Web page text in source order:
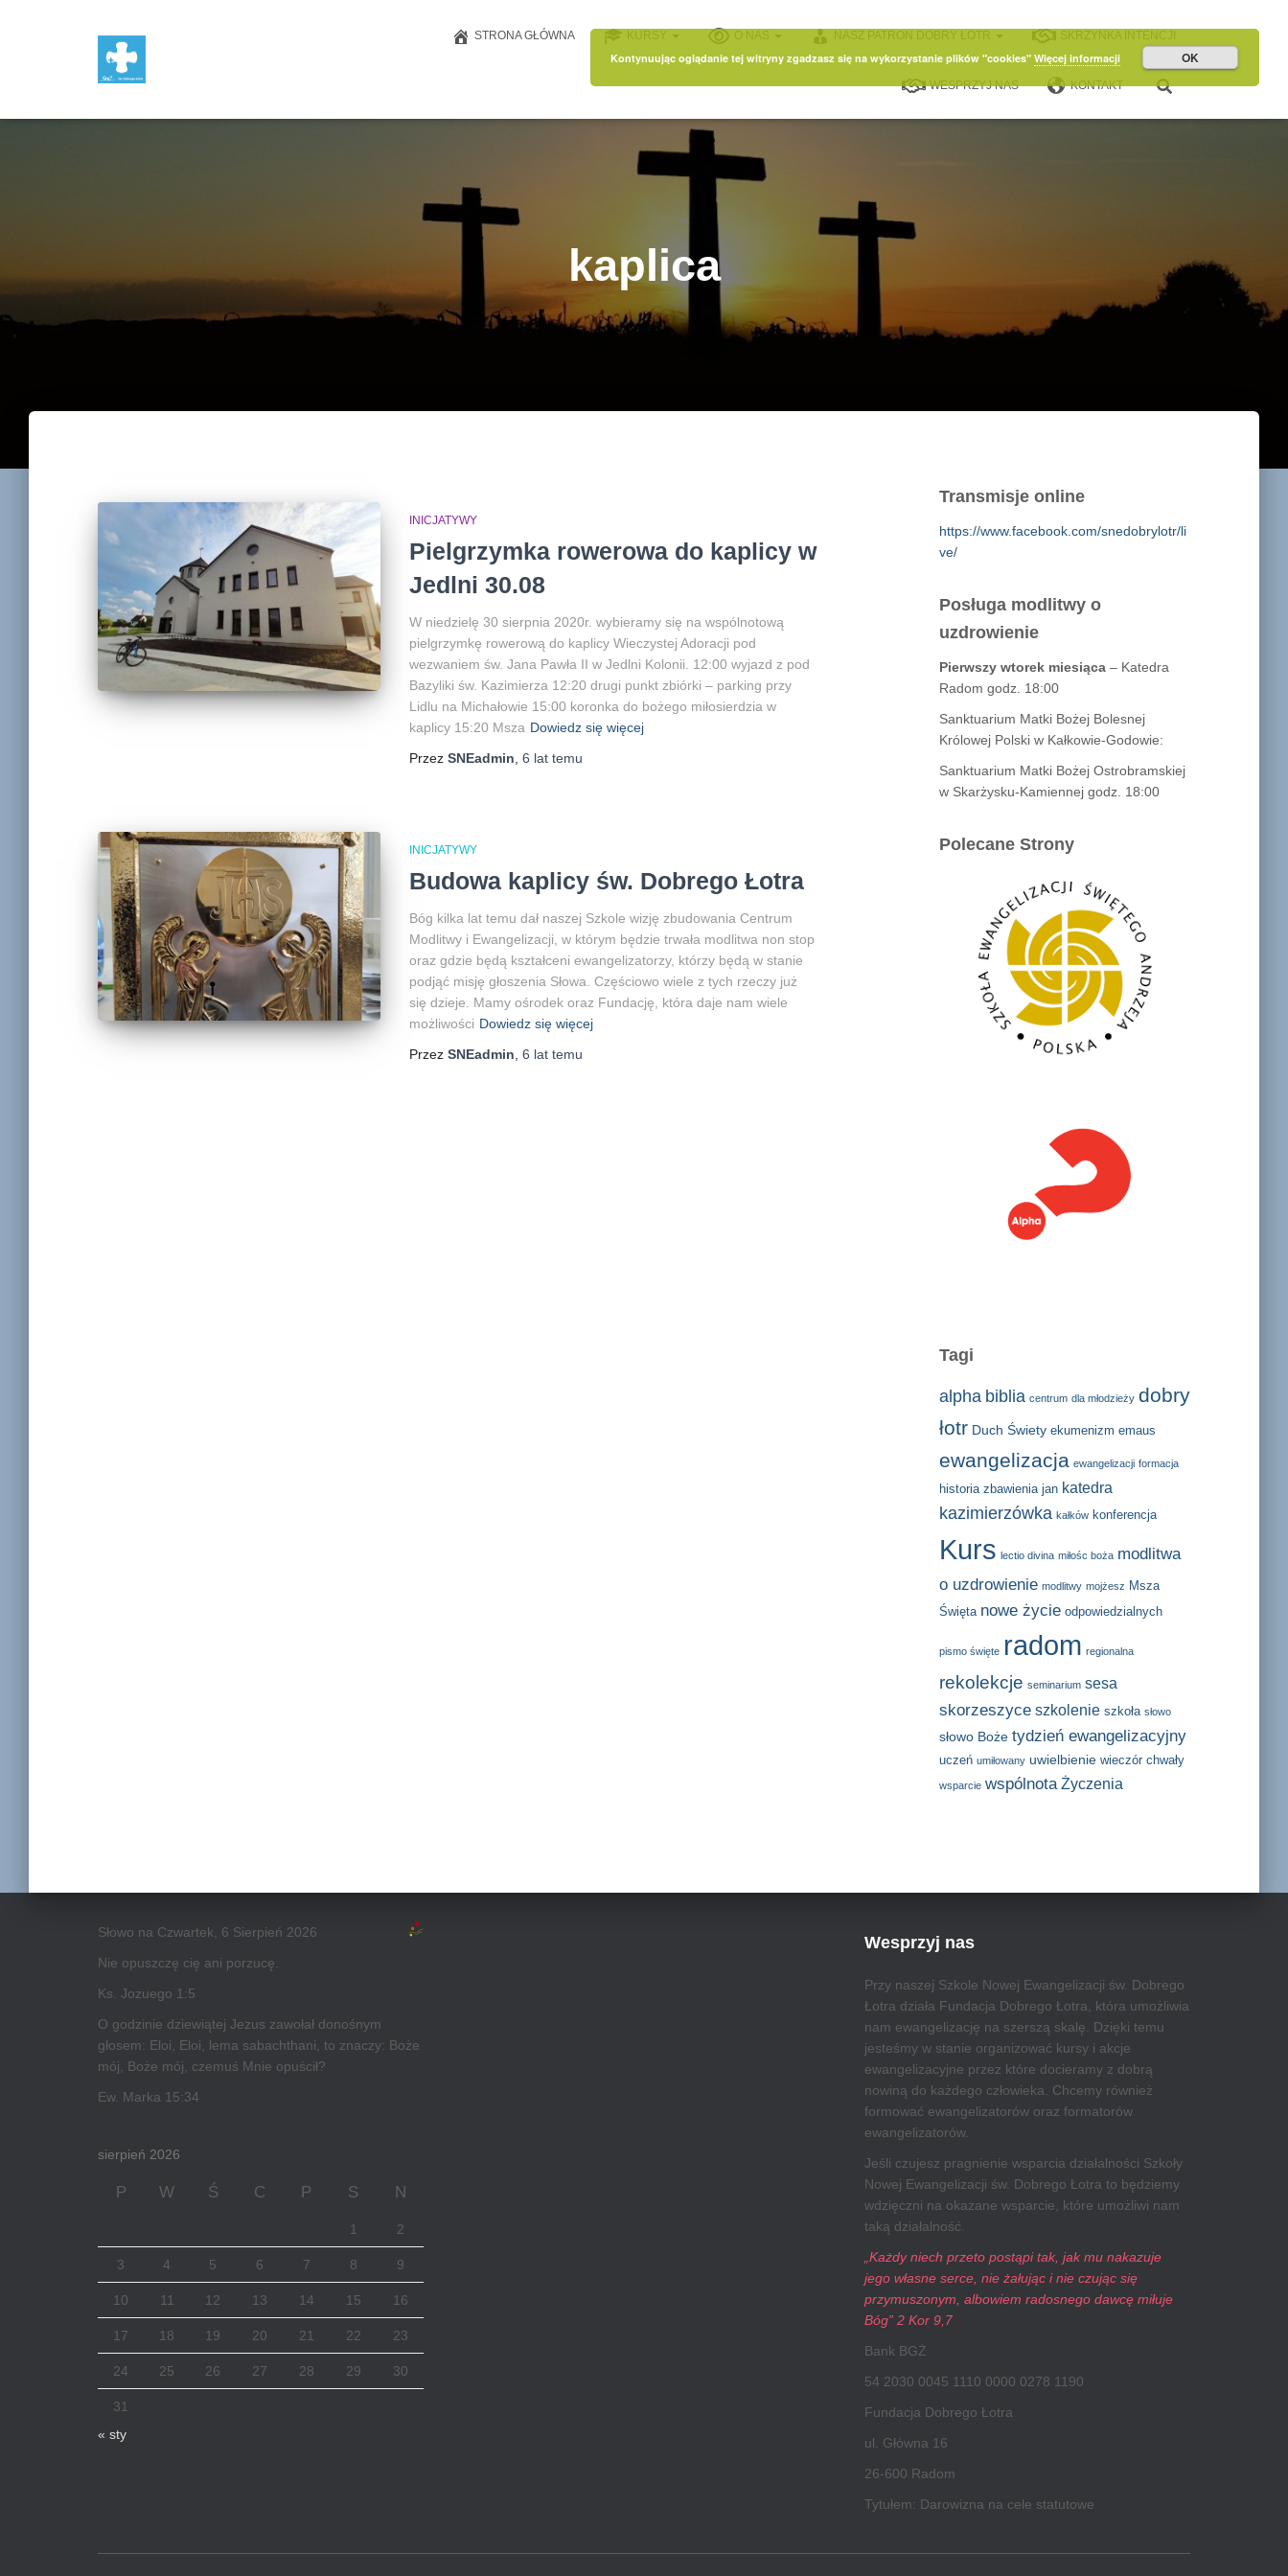
STRONA GŁÓWNA KURSY O NAS NASZ PATRON DOBRY ŁOTR SKRZYNKA INTENCJI
WESPRZYJ NAS KONTAKT
kaplica
INICJATYWY
Pielgrzymka rowerowa do kaplicy w
Jedlni 30.08
W niedzielę 30 sierpnia 2020r. wybieramy się na wspólnotową
pielgrzymkę rowerową do kaplicy Wieczystej Adoracji pod
wezwaniem św. Jana Pawła II w Jedlni Kolonii. 12:00 wyjazd z pod
Bazyliki św. Kazimierza 12:20 drugi punkt zbiórki – parking przy
Lidlu na Michałowie 15:00 koronka do bożego miłosierdzia w
kaplicy 15:20 Msza Dowiedz się więcej
Przez SNEadmin 6 lat temu
INICJATYWY
Budowa kaplicy św. Dobrego Łotra
Bóg kilka lat temu dał naszej Szkole wizję zbudowania Centrum
Modlitwy i Ewangelizacji, w którym będzie trwała modlitwa non stop
oraz gdzie będą kształceni ewangelizatorzy, którzy będą w stanie
podjąć misję głoszenia Słowa. Częściowo wiele z tych rzeczy już
się dzieje. Mamy ośrodek oraz Fundację, która daje nam wiele
możliwości Dowiedz się więcej
Przez SNEadmin 6 lat temu
Transmisje online
https://www.facebook.com/snedobrylotr/li
ve/
Posługa modlitwy o
uzdrowienie
Pierwszy wtorek miesiąca– Katedra
Radom godz. 18:00
Sanktuarium Matki Bożej Bolesnej
Królowej Polski w Kałkowie-Godowie:
Sanktuarium Matki Bożej Ostrobramskiej
w Skarżysku-Kamiennej godz. 18:00
Polecane Strony
Tagi
alpha biblia centrum dla młodzieży dobry
łotr Duch Świety ekumenizm emaus
ewangelizacja ewangelizacji formacja
historia zbawienia jan katedra
kazimierzówka kałków konferencja
Kurs lectio divina miłośc boża modlitwa
o uzdrowienie modlitwy mojżesz Msza
Święta nowe życie odpowiedzialnych
pismo święte radom regionalna
rekolekcje seminarium sesa
skorzeszyce szkolenie szkoła słowo
słowo Boże tydzień ewangelizacyjny
uczeń umiłowany uwielbienie wieczór chwały
wsparcie wspólnota Życzenia
Słowo na Czwartek, 6 Sierpień 2026
Nie opuszczę cię ani porzucę.
Ks. Jozuego 1:5
O godzinie dziewiątej Jezus zawołał donośnym
głosem: Eloi, Eloi, lema sabachthani, to znaczy: Boże
mój, Boże mój, czemuś Mnie opuścił?
Ew. Marka 15:34
sierpień 2026
P W Ś C P S N
1 2
3 4 5 6 7 8 9
10 11 12 13 14 15 16
17 18 19 20 21 22 23
24 25 26 27 28 29 30
31
« sty
Wesprzyj nas
Przy naszej Szkole Nowej Ewangelizacji św. Dobrego
Łotra działa Fundacja Dobrego Łotra, która umożliwia
nam ewangelizację na szerszą skalę. Dzięki temu
jesteśmy w stanie organizować kursy i akcje
ewangelizacyjne przez które docieramy z dobrą
nowiną do każdego człowieka. Chcemy również
formować ewangelizatorów oraz formatorów
ewangelizatorów.
Jeśli czujesz pragnienie wsparcia działalności Szkoły
Nowej Ewangelizacji św. Dobrego Łotra to będziemy
wdzięczni na okazane wsparcie, które umożliwi nam
taką działalność.
„Każdy niech przeto postąpi tak, jak mu nakazuje
jego własne serce, nie żałując i nie czując się
przymuszonym, albowiem radosnego dawcę miłuje
Bóg” 2 Kor 9,7
Bank BGŻ
54 2030 0045 1110 0000 0278 1190
Fundacja Dobrego Łotra
ul. Główna 16
26-600 Radom
Tytułem: Darowizna na cele statutowe
Kontynuując oglądanie tej witryny zgadzasz się na wykorzystanie plików "cookies" Więcej informacji OK